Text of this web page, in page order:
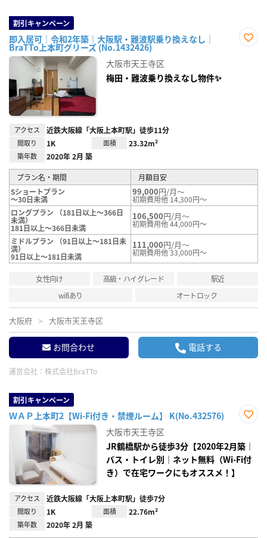
割引キャンペーン
即入居可｜令和2年築｜大阪駅・難波駅乗り換えなし｜
BraTTo上本町グリーズ (No.1432426)
大阪市天王寺区
梅田・難波乗り換えなし物件✨
アクセス 近鉄大阪線「大阪上本町駅」徒歩11分
間取り 1K 面積 23.32m²
築年数 2020年 2月 築
プラン名・期間
月額目安
Sショートプラン
～30日未満
99,000円/月～
初期費用他 14,300円～
ロングプラン （181日以上～366日
未満）
181日以上～366日未満
106,500円/月～
初期費用他 44,000円～
ミドルプラン （91日以上～181日未
満）
91日以上～181日未満
111,000円/月～
初期費用他 33,000円～
女性向け 高級・ハイグレード
駅近
wifiあり
オートロック
大阪府 大阪市天王寺区
お問合わせ 電話する
運営会社： 株式会社BraTTo
割引キャンペーン
ＷＡＰ上本町2【Wi-Fi付き・禁煙ルーム】 K(No.432576)
り登
録
大阪市天王寺区
JR鶴橋駅から徒歩3分【2020年2月築｜
バス・トイレ別｜ネット無料（Wi-Fi付
き）で在宅ワークにもオススメ！】
アクセス 近鉄大阪線「大阪上本町駅」徒歩7分
間取り 1K 面積 22.76m²
築年数 2020年 2月 築